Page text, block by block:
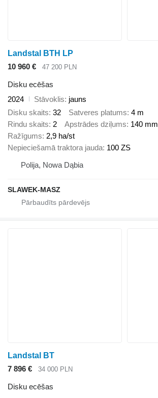
Landstal BTH LP
10 960 €
47 200 PLN
Disku ecēšas
2024
Stāvoklis jauns
Disku skaits 32 Satveres platums 4 m
Rindu skaits 2 Apstrādes dziļums 140 mm
Ražīgums 2,9 ha/st
Nepieciešamā traktora jauda 100 ZS
Polija, Nowa Dąbia
SLAWEK-MASZ
Landstal BT
7 896 €
34 000 PLN
Disku ecēšas